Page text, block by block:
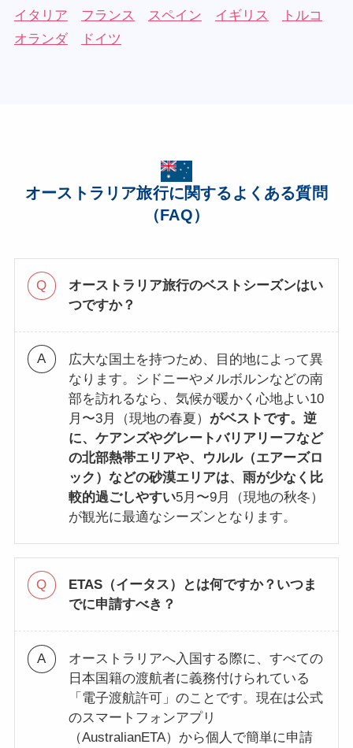
イタリア フランス スペイン イギリス
トルコ
オランダ
ドイツ
オーストラリア旅行に関するよくある質問
（FAQ）
オーストラリア旅行のベストシーズンはい
つですか？
広大な国土を持つため、目的地によって異
なります。シドニーやメルボルンなどの南
部を訪れるなら、気候が暖かく心地よい10
月〜3月（現地の春夏） がベストです。逆
に、ケアンズやグレートバリアリーフなど
の北部熱帯エリアや、ウルル（エアーズロ
ック）などの砂漠エリアは、雨が少なく比
較的過ごしやすい5月〜9月（現地の秋冬）
が観光に最適なシーズンとなります。
ETAS（イータス）とは何ですか？いつま
でに申請すべき？
オーストラリアへ入国する際に、すべての
日本国籍の渡航者に義務付けられている
「電子渡航許可」のことです。現在は公式
のスマートフォンアプリ
（AustralianETA）から個人で簡単に申請